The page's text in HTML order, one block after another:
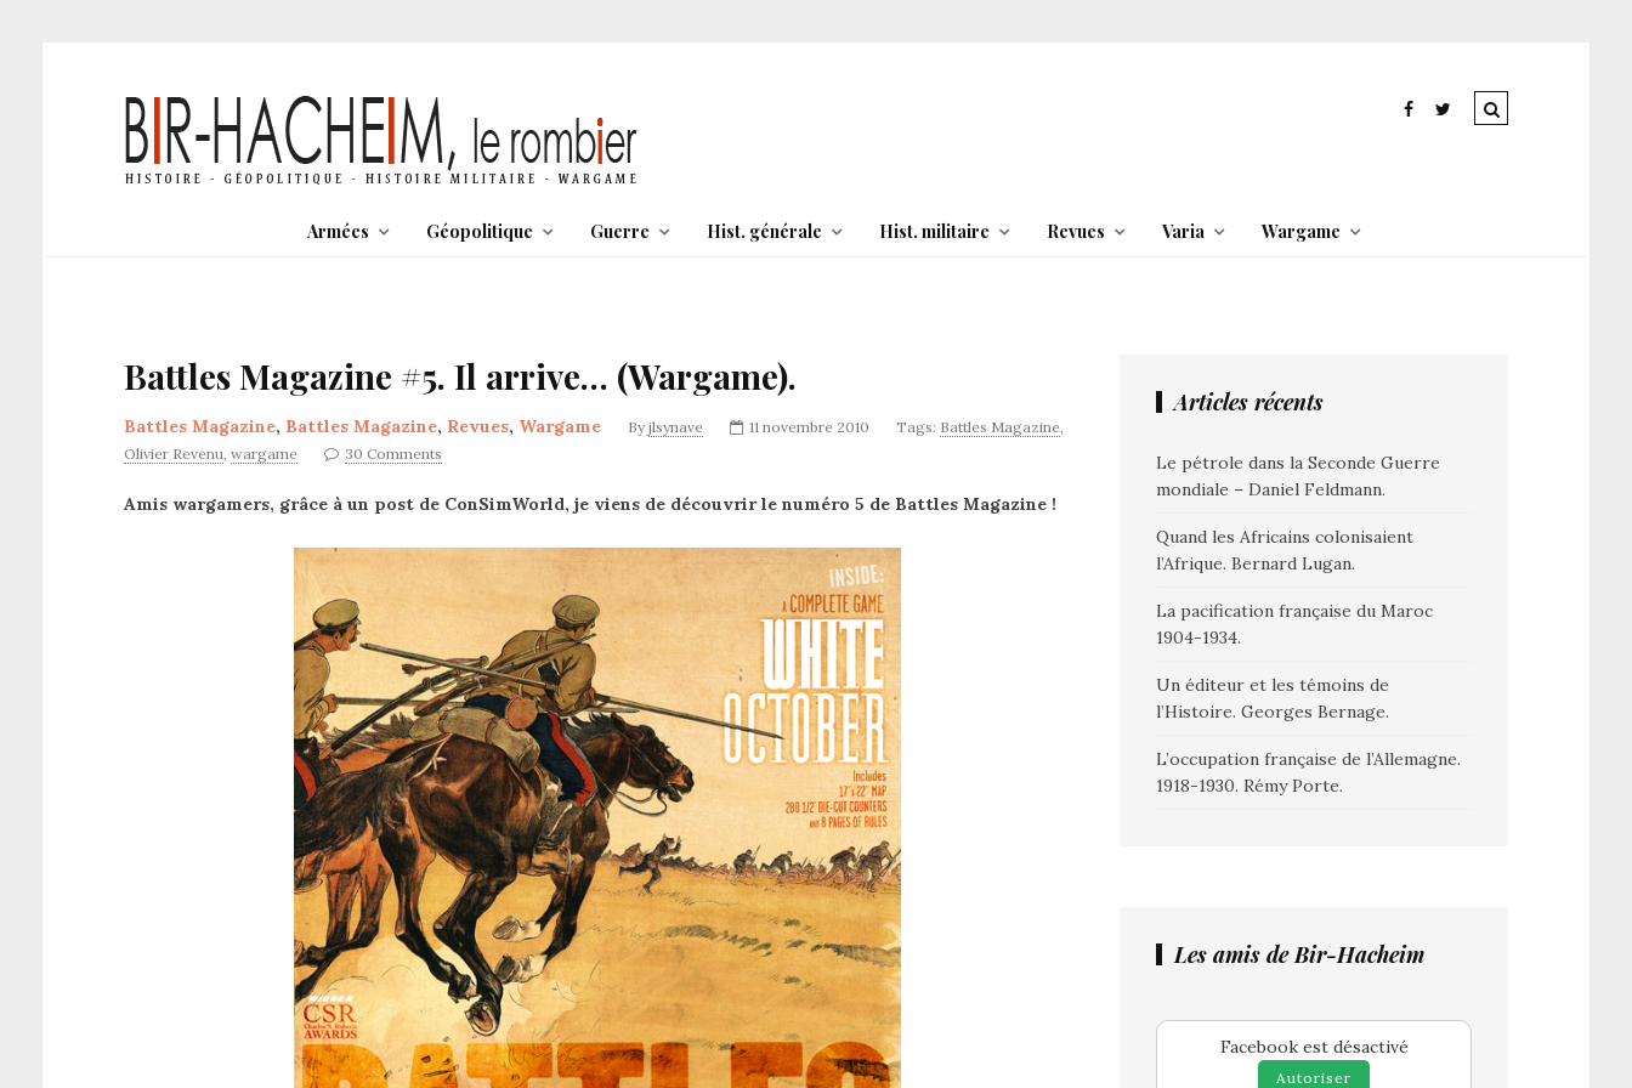
Armées Géopolitique Guerre Hist. générale Hist. militaire Revues Varia Wargame
Battles Magazine #5. Il arrive… (Wargame).
Battles Magazine, Battles Magazine, Revues, Wargame By jlsynave 11 novembre 2010 Tags: Battles Magazine,
Olivier Revenu, wargame 30 Comments
Amis wargamers, grâce à un post de ConSimWorld, je viens de découvrir le numéro 5 de Battles Magazine !
Articles récents
Le pétrole dans la Seconde Guerre
mondiale – Daniel Feldmann.
Quand les Africains colonisaient
l’Afrique. Bernard Lugan.
La pacification française du Maroc
1904-1934.
Un éditeur et les témoins de
l’Histoire. Georges Bernage.
L’occupation française de l’Allemagne.
1918-1930. Rémy Porte.
Les amis de Bir-Hacheim
Facebook est désactivé
Autoriser